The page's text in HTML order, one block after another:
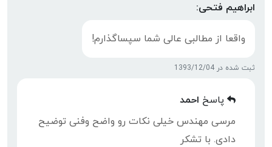
ابراهیم فتحی:
واقعا از مطالبی عالی شما سپساگذارم!
ثبت شده در 1393/12/04
پاسخ احمد
مرسی مهندس خیلی نکات رو واضح وفنی توضیح
دادی. با تشکر